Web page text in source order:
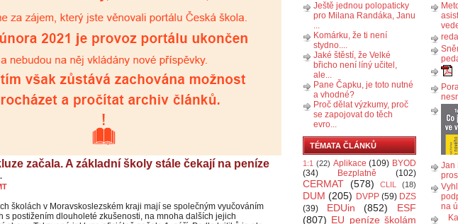
začala. A základní školy stále čekají na peníze
·
školách v Moravskoslezském kraji mají se společným vyučováním
s postižením dlouholeté zkušenosti, na mnoha dalších jejich
Ještě jednou polopaticky
pro Milana Randáka, Janu
...
Komárku, že ti není
stydno....
Jaké štěstí, že Velké
břicho není líný učitel,
ale...
Pane Čapku, je toto nutné
a vhodné?
Proč dělat výzkumy, proč
se zapojovat do těch
evro...
TÉMATA ČLÁNKŮ
1:1 (22) Aplikace (109) BYOD
(34)
Bezplatně (102)
CERMAT (578) CLIL (18)
DUM (205) DVPP (59) DZS
(39)
EDUin (852)
ESF
(807) EU peníze školám
Jan
na